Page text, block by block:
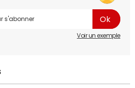
Voir un exemple